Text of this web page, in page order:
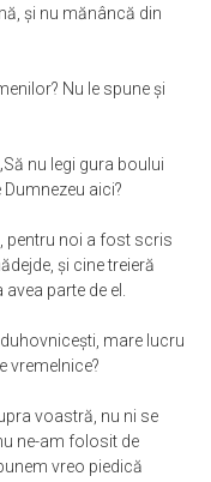
şi nu mănâncă din
Nu le spune şi
nu legi gura boului
Dumnezeu aici?
pentru noi a fost scris
şi cine treieră
parte de el.
mare lucru
vremelnice?
voastră, nu ni se
ne-am folosit de
vreo piedică